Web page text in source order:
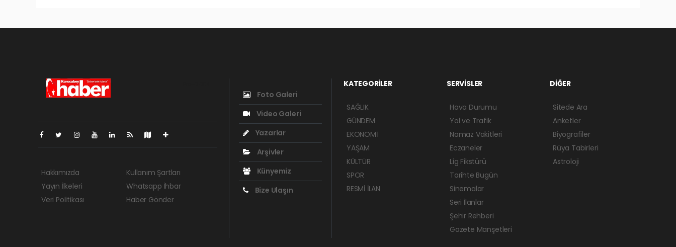
Hakkımızda
Yayın İlkeleri
Veri Politikası
Kullanım Şartları
Whatsapp İhbar
Haber Gönder
Foto Galeri
Video Galeri
Yazarlar
Arşivler
Künyemiz
Bize Ulaşın
KATEGORİLER
SAĞLIK
GÜNDEM
EKONOMİ
YAŞAM
KÜLTÜR
SPOR
RESMİ İLAN
SERVİSLER
Hava Durumu
Yol ve Trafik
Namaz Vakitleri
Eczaneler
Lig Fikstürü
Tarihte Bugün
Sinemalar
Seri İlanlar
Şehir Rehberi
Gazete Manşetleri
DİĞER
Sitede Ara
Anketler
Biyografiler
Rüya Tabirleri
Astroloji